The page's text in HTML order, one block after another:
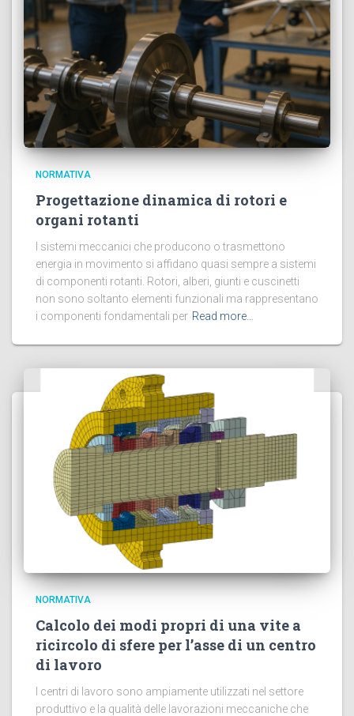
NORMATIVA
Progettazione dinamica di rotori e
organi rotanti
I sistemi meccanici che producono o trasmettono
energia in movimento si affidano quasi sempre a sistemi
di componenti rotanti. Rotori, alberi, giunti e cuscinetti
non sono soltanto elementi funzionali ma rappresentano
i componenti fondamentali per Read more…
NORMATIVA
Calcolo dei modi propri di una vite a
ricircolo di sfere per l’asse di un centro
di lavoro
I centri di lavoro sono ampiamente utilizzati nel settore
produttivo e la qualità delle lavorazioni meccaniche che